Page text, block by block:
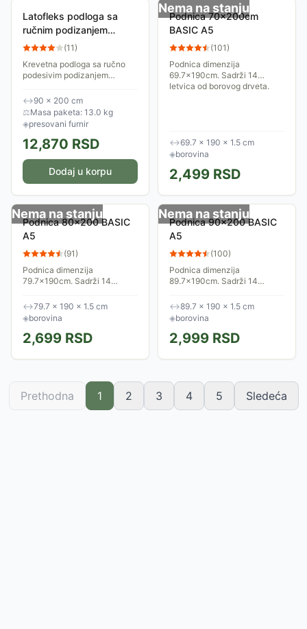
Latofleks podloga sa
ručnim podizanjem
uzglavlja DuoForte.T
(11)
Krevetna podloga sa ručno
podesivim podizanjem
može se podići uzglavlje
pomoću posebne vrste okova
- makaza u 10-ak...
↔90 × 200 cm
⚖Masa paketa: 13.0 kg
◈presovani furnir
12,870 RSD
Dodaj u korpu
Nema na stanju
Podnica 70x200cm
BASIC A5
(101)
Podnica dimenzija
69.7x190cm. Sadrži 14
letvica od borovog drveta.
↔69.7 × 190 × 1.5 cm
◈borovina
2,499 RSD
Nema na stanju
Podnica 80x200 BASIC
A5
(91)
Podnica dimenzija
79.7x190cm. Sadrži 14
↔79.7 × 190 × 1.5 cm
◈borovina
2,699 RSD
Nema na stanju
Podnica 90x200 BASIC
A5
(100)
Podnica dimenzija
89.7x190cm. Sadrži 14
↔89.7 × 190 × 1.5 cm
◈borovina
2,999 RSD
Prethodna 1 2 3 4 5 Sledeća